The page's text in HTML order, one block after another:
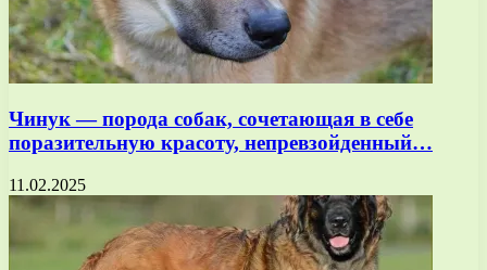
Чинук — порода собак, сочетающая в себе
поразительную красоту, непревзойденный…
11.02.2025